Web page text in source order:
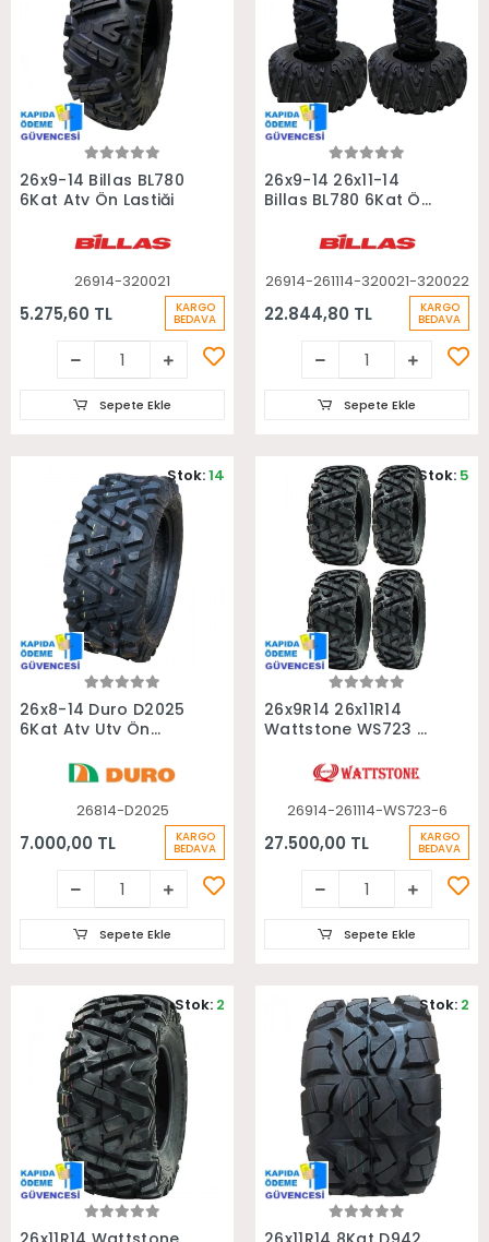
Sepete Ekle
26x9-14 Billas BL780
6Kat Atv Ön Lastiği
26914-320021
5.275,60 TL KARGO
BEDAVA
Sepete Ekle
Sepete Ekle
26x9-14 26x11-14
Billas BL780 6Kat Ön
26914-261114-320021-320022
22.844,80 TL KARGO
BEDAVA
Sepete Ekle
Sepete Ekle
26x8-14 Duro D2025
6Kat Atv Utv Ön
26814-D2025
7.000,00 TL KARGO
BEDAVA
Stok:14
Sepete Ekle
Sepete Ekle
26x9R14 26x11R14
Wattstone WS723 6
Takım Atv Lastiği
26914-261114-WS723-6
27.500,00 TL KARGO
BEDAVA
Stok: 5
Sepete Ekle
Sepete Ekle
Stok: 2
Sepete Ekle
Stok: 2